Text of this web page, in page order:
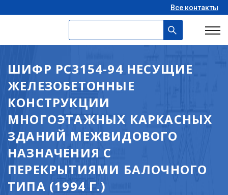
Все контакты
ШИФР РС3154-94 НЕСУЩИЕ
ЖЕЛЕЗОБЕТОННЫЕ
КОНСТРУКЦИИ
МНОГОЭТАЖНЫХ КАРКАСНЫХ
ЗДАНИЙ МЕЖВИДОВОГО
НАЗНАЧЕНИЯ С
ПЕРЕКРЫТИЯМИ БАЛОЧНОГО
ТИПА (1994 Г.)